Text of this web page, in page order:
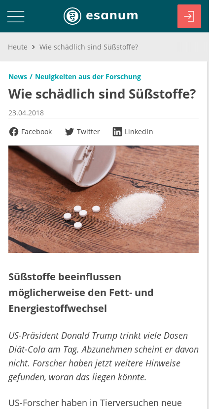
Heute Wie schädlich sind Süßstoffe?
News Neuigkeiten aus der Forschung
Wie schädlich sind Süßstoffe?
23.04.2018
Facebook
Twitter LinkedIn
Süßstoffe beeinflussen
möglicherweise den Fett- und
Energiestoffwechsel
US-Präsident Donald Trump trinkt viele Dosen
Diät-Cola am Tag. Abzunehmen scheint er davon
nicht. Forscher haben jetzt weitere Hinweise
gefunden, woran das liegen könnte.
US-Forscher haben in Tierversuchen neue